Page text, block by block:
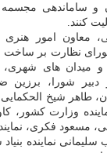
و ساماندهی مجسمه
کنند.
معاون امور هنری
نظارت بر ساخت
میدان های
شورا، برزین
طاهر شیخ
وزارت کشور،
مسعود فکری،
نماینده بنیاد